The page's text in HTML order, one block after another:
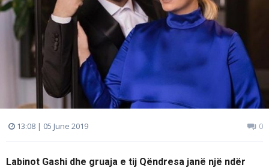
13:08 | 05 June 2019 0
Labinot Gashi dhe gruaja e tij Qëndresa janë një ndër